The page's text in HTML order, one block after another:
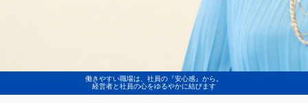
働きやすい職場は、社員の『安心感』から。
経営者と社員の心をゆるやかに結びます